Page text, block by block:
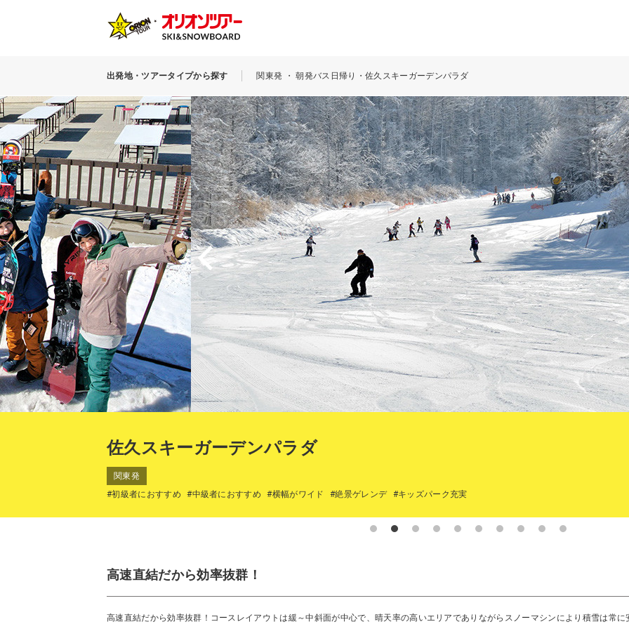
出発地・ツアータイプから探す 関東発 ・ 朝発バス日帰り・佐久スキーガーデンパラダ
佐久スキーガーデンパラダ
関東発
#初級者におすすめ
#中級者におすすめ #横幅がワイド #絶景ゲレンデ #キッズパーク充実
高速直結だから効率抜群！
高速直結だから効率抜群！コースレイアウトは緩～中斜面が中心で、晴天率の高いエリアでありながらスノーマシンにより積雪は常に